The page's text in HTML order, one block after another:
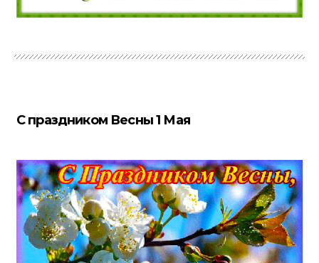
С праздником Весны 1 Мая